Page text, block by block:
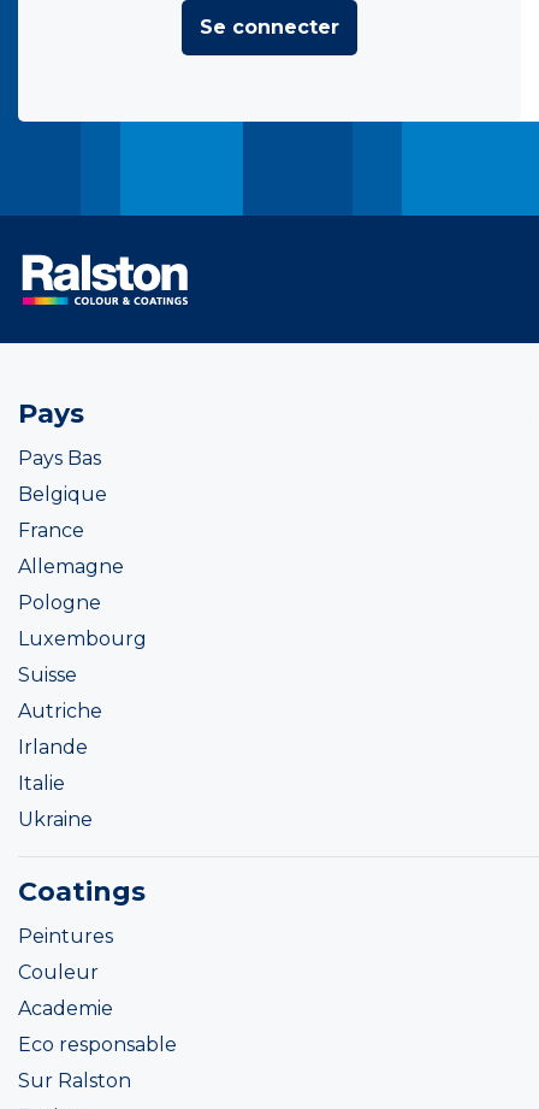
Se connecter
Pays
Pays Bas
Belgique
France
Allemagne
Pologne
Luxembourg
Suisse
Autriche
Irlande
Italie
Ukraine
Coatings
Peintures
Couleur
Academie
Eco responsable
Sur Ralston